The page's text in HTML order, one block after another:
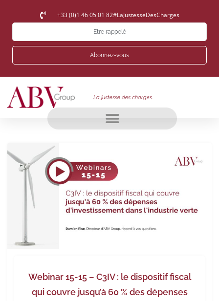
+33 (0)1 46 05 01 82#LaJustesseDesCharges
Etre rappelé
Abonnez-vous
La justesse des charges.
Webinar 15-15 – C3IV : le dispositif fiscal
qui couvre jusqu’à 60 % des dépenses